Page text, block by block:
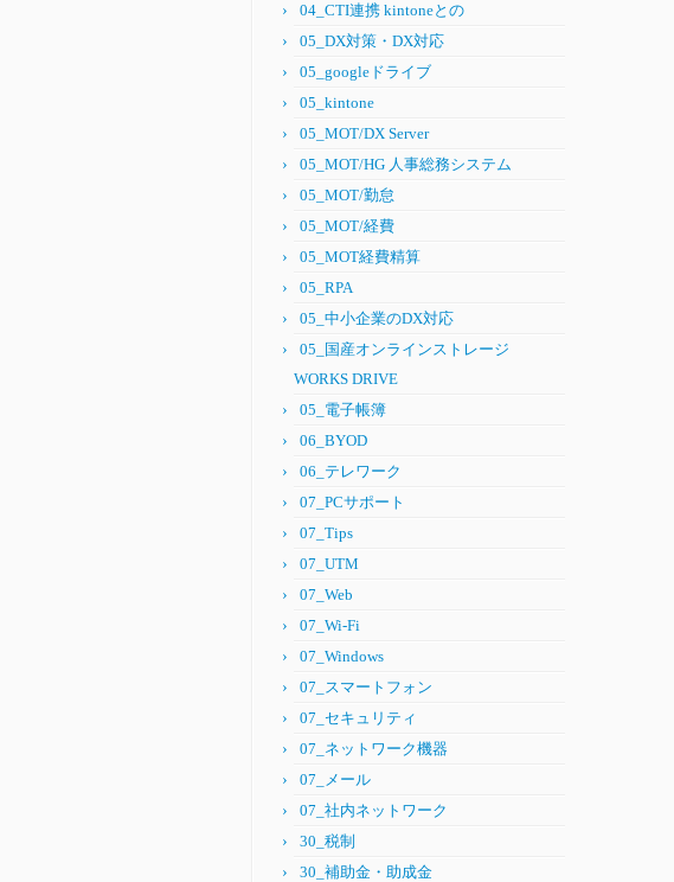
04_CTI連携 kintoneとの
05_DX対策・DX対応
05_googleドライブ
05_kintone
05_MOT/DX Server
05_MOT/HG 人事総務システム
05_MOT/勤怠
05_MOT/経費
05_MOT経費精算
05_RPA
05_中小企業のDX対応
05_国産オンラインストレージ
WORKS DRIVE
05_電子帳簿
06_BYOD
06_テレワーク
07_PCサポート
07_Tips
07_UTM
07_Web
07_Wi-Fi
07_Windows
07_スマートフォン
07_セキュリティ
07_ネットワーク機器
07_メール
07_社内ネットワーク
30_税制
30_補助金・助成金